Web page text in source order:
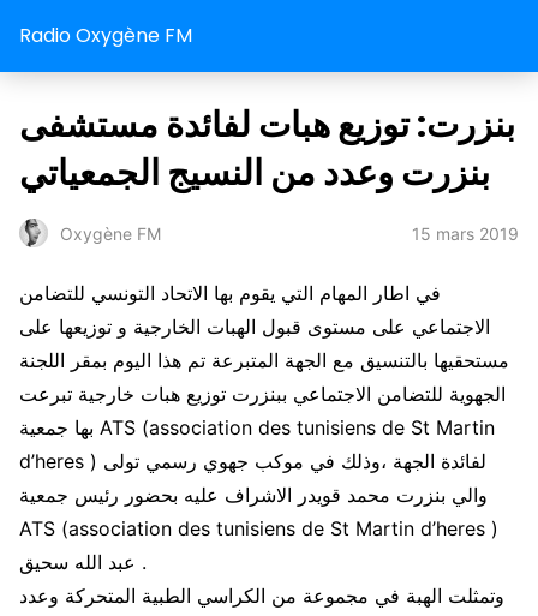
Radio Oxygène FM
بنزرت: توزيع هبات لفائدة مستشفى
بنزرت وعدد من النسيج الجمعياتي
Oxygène FM 15 mars 2019
في اطار المهام التي يقوم بها الاتحاد التونسي للتضامن
الاجتماعي على مستوى قبول الهبات الخارجية و توزيعها على
مستحقيها بالتنسيق مع الجهة المتبرعة تم هذا اليوم بمقر اللجنة
الجهوية للتضامن الاجتماعي ببنزرت توزيع هبات خارجية تبرعت
بها جمعية ATS (association des tunisiens de St Martin
d’heres ) لفائدة الجهة ،وذلك في موكب جهوي رسمي تولى
والي بنزرت محمد قويدر الاشراف عليه بحضور رئيس جمعية
ATS (association des tunisiens de St Martin d’heres )
عبد الله سحيق .
وتمثلت الهبة في مجموعة من الكراسي الطبية المتحركة وعدد